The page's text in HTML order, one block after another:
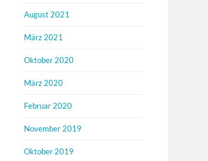
August 2021
März 2021
Oktober 2020
März 2020
Februar 2020
November 2019
Oktober 2019